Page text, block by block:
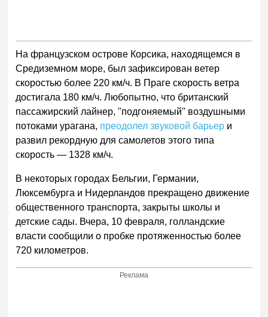
На французском острове Корсика, находящемся в
Средиземном море, был зафиксирован ветер
скоростью более 220 км/ч. В Праге скорость ветра
достигала 180 км/ч. Любопытно, что британский
пассажирский лайнер, "подгоняемый" воздушными
потоками урагана, преодолел звуковой барьер и
развил рекордную для самолетов этого типа
скорость — 1328 км/ч.
В некоторых городах Бельгии, Германии,
Люксембурга и Нидерландов прекращено движение
общественного транспорта, закрыты школы и
детские сады. Вчера, 10 февраля, голландские
власти сообщили о пробке протяженностью более
720 километров.
Реклама